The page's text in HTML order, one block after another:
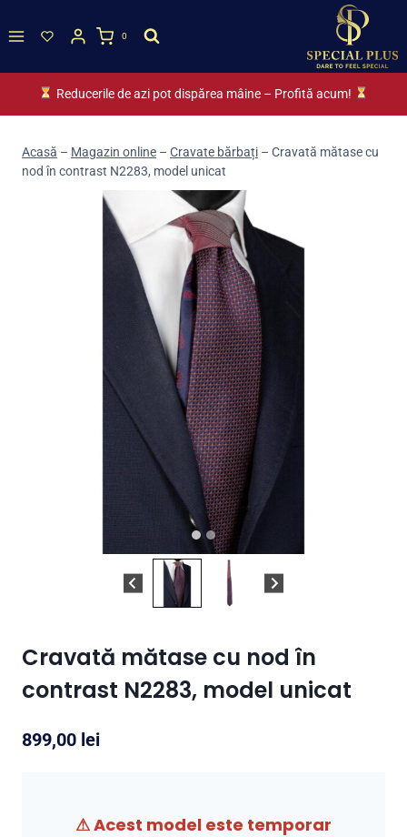
to
0
Reducerile de azi pot dispărea mâine – Profită acum!
Acasă – Magazin online – Cravate bărbați – Cravată mătase cu
nod în contrast N2283, model unicat
Cravată mătase cu nod în
contrast N2283, model unicat
899,00 lei
⚠ Acest model este temporar